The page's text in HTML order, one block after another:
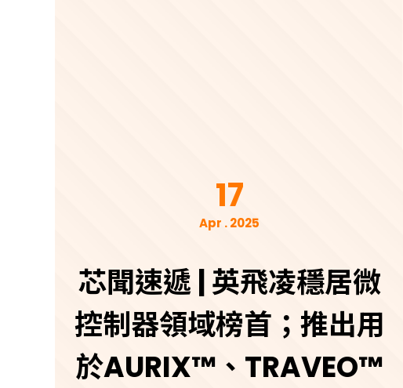
17
Apr . 2025
芯聞速遞 | 英飛凌穩居微
控制器領域榜首；推出用
於AURIX™、TRAVEO™